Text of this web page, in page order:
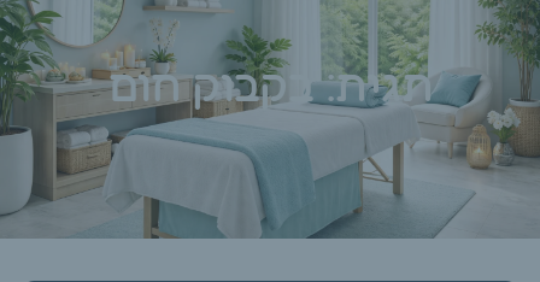
תגית: בקבוק חום